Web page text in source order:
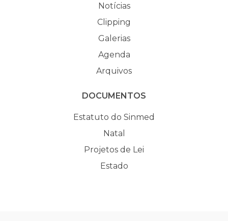
Notícias
Clipping
Galerias
Agenda
Arquivos
DOCUMENTOS
Estatuto do Sinmed
Natal
Projetos de Lei
Estado